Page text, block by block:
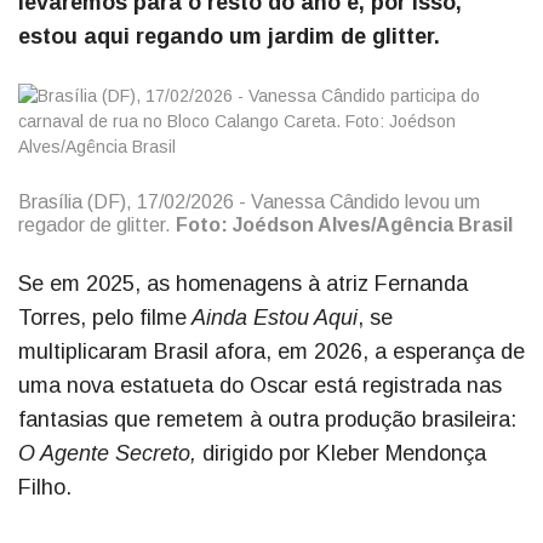
estou aqui regando um jardim de glitter.
Brasília (DF), 17/02/2026 - Vanessa Cândido levou um
regador de glitter. Foto: Joédson Alves/Agência Brasil
Se em 2025, as homenagens à atriz Fernanda
Torres, pelo filmeAinda Estou Aqui, se
multiplicaram Brasil afora, em 2026, a esperança de
uma nova estatueta do Oscar está registrada nas
fantasias que remetem à outra produção brasileira:
O Agente Secreto, dirigido por Kleber Mendonça
Filho.